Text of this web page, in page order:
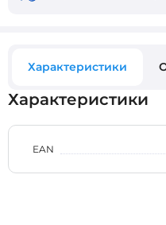
Характеристики
Характеристики
EAN